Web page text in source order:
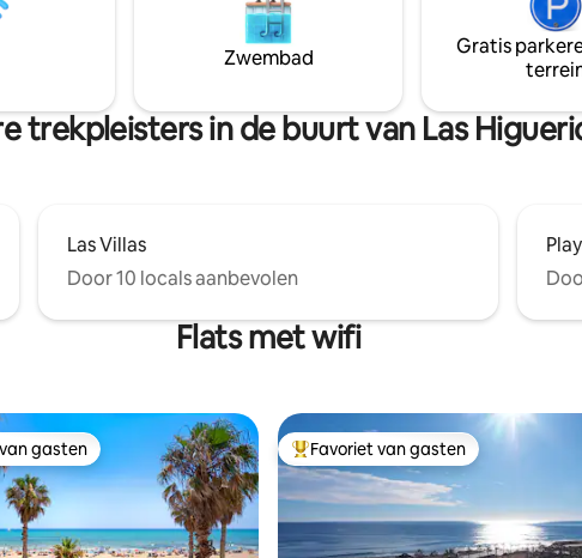
richting de zee.
en snel internet. Wij
160*200
om even helemaal tot rust te komen,
ontspannen en te genieten van
vakanties of langere verblijven in
exclusieve, rustige omgeving midden
Zwembad
Gratis
trekpleisters in de buurt van Las
Las Villas
Door 10 locals aanbevolen
Flats met wifi
gasten
gasten Topfavoriet van gasten
Favoriet van gasten